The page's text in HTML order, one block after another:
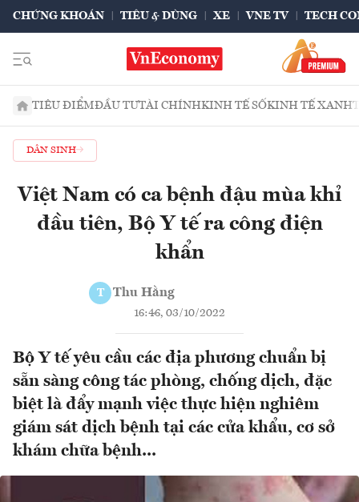
CHỨNG KHOÁN TIÊU & DÙNG XE VNE TV TECH
TIÊU ĐIỂMĐẦU TƯTÀI CHÍNHKINH TẾ SỐKINH TẾ XANH
DÂN SINH
Việt Nam có ca bệnh đậu mùa khỉ
đầu tiên, Bộ Y tế ra công điện
khẩn
T Thu Hằng
16:46, 03/10/2022
Bộ Y tế yêu cầu các địa phương chuẩn bị
sẵn sàng công tác phòng, chống dịch, đặc
biệt là đẩy mạnh việc thực hiện nghiêm
giám sát dịch bệnh tại các cửa khẩu, cơ sở
khám chữa bệnh...